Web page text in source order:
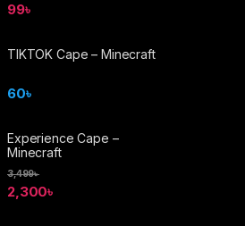
99৳
TIKTOK Cape – Minecraft
60৳
Experience Cape –
Minecraft
2,300৳
3,499৳